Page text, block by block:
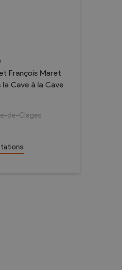
François Maret
la Cave à la Cave
de-Clages